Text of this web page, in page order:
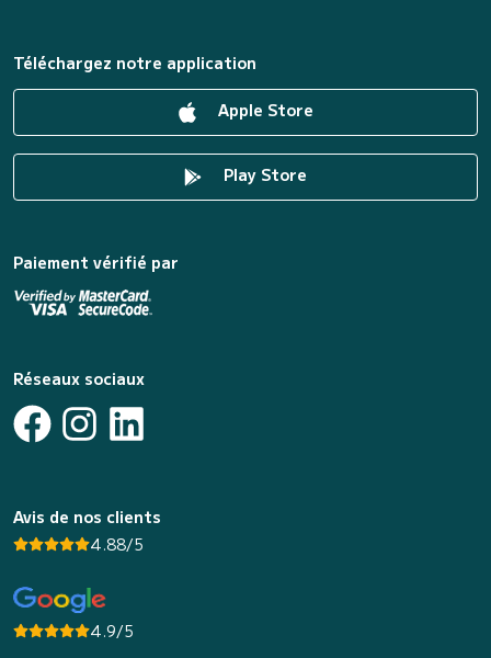
Téléchargez notre application
Apple Store
Play Store
Paiement vérifié par
Réseaux sociaux
Avis de nos clients
4.88/5
4.9/5